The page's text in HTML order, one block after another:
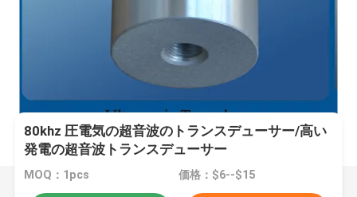
80khz 圧電気の超音波のトランスデューサー/高い
発電の超音波トランスデューサー
MOQ：1pcs 価格：$6--$15